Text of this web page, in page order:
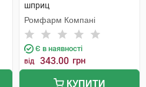
шприц
Ромфарм Компані
Є в наявності
від 343.00 грн
КУПИТИ